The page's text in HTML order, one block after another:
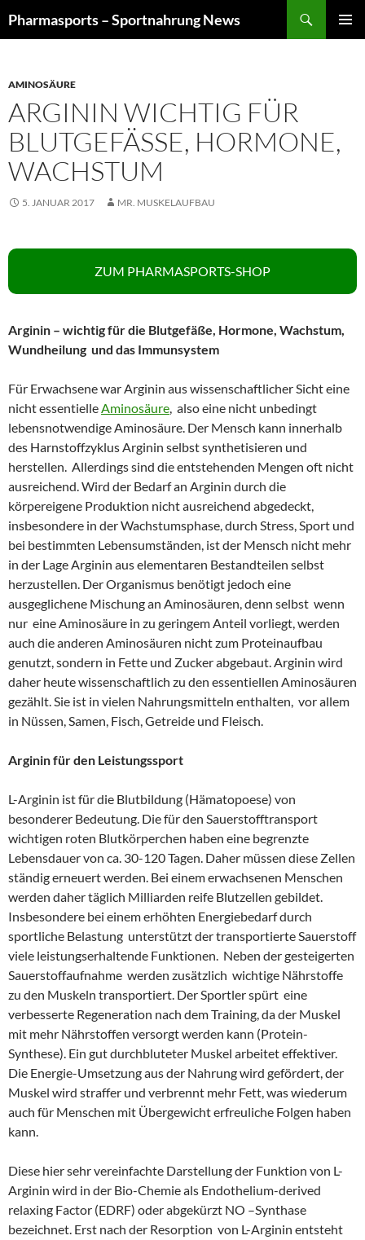
Inhalt
Pharmasports – Sportnahrung News
AMINOSÄURE
ARGININ WICHTIG FÜR
BLUTGEFÄSSE, HORMONE, W
ACHSTUM
5. JANUAR 2017 MR. MUSKELAUFBAU
ZUM PHARMASPORTS-SHOP
Arginin – wichtig für die Blutgefäße, Hormone, Wachstum,
Wundheilung und das Immunsystem
Für Erwachsene war Arginin aus wissenschaftlicher Sicht eine
nicht essentielleAminosäure, also eine nicht unbedingt
lebensnotwendige Aminosäure. Der Mensch kann innerhalb
des Harnstoffzyklus Arginin selbst synthetisieren und
herstellen. Allerdings sind die entstehenden Mengen oft nicht
ausreichend. Wird der Bedarf an Arginin durch die
körpereigene Produktion nicht ausreichend abgedeckt,
insbesondere in der Wachstumsphase, durch Stress, Sport und
bei bestimmten Lebensumständen, ist der Mensch nicht mehr
in der Lage Arginin aus elementaren Bestandteilen selbst
herzustellen. Der Organismus benötigt jedoch eine
ausgeglichene Mischung an Aminosäuren, denn selbst wenn
nur eine Aminosäure in zu geringem Anteil vorliegt, werden
auch die anderen Aminosäuren nicht zum Proteinaufbau
genutzt, sondern in Fette und Zucker abgebaut. Arginin wird
daher heute wissenschaftlich zu den essentiellen Aminosäuren
gezählt. Sie ist in vielen Nahrungsmitteln enthalten, vor allem
in Nüssen, Samen, Fisch, Getreide und Fleisch.
Arginin für den Leistungssport
L-Arginin ist für die Blutbildung (Hämatopoese) von
besonderer Bedeutung. Die für den Sauerstofftransport
wichtigen roten Blutkörperchen haben eine begrenzte
Lebensdauer von ca. 30-120 Tagen. Daher müssen diese Zellen
ständig erneuert werden. Bei einem erwachsenen Menschen
werden daher täglich Milliarden reife Blutzellen gebildet.
Insbesondere bei einem erhöhten Energiebedarf durch
sportliche Belastung unterstützt der transportierte Sauerstoff
viele leistungserhaltende Funktionen. Neben der gesteigerten
Sauerstoffaufnahme werden zusätzlich wichtige Nährstoffe
zu den Muskeln transportiert. Der Sportler spürt eine
verbesserte Regeneration nach dem Training, da der Muskel
mit mehr Nährstoffen versorgt werden kann (Protein-
Synthese). Ein gut durchbluteter Muskel arbeitet effektiver.
Die Energie-Umsetzung aus der Nahrung wird gefördert, der
Muskel wird straffer und verbrennt mehr Fett, was wiederum
auch für Menschen mit Übergewicht erfreuliche Folgen haben
kann.
Diese hier sehr vereinfachte Darstellung der Funktion von L-
Arginin wird in der Bio-Chemie als Endothelium-derived
relaxing Factor (EDRF) oder abgekürzt NO –Synthase
bezeichnet. Erst nach der Resorption von L-Arginin entsteht